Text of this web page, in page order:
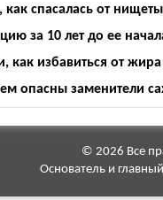
как спасалась от нищеты
за 10 лет до ее
как избавиться от
опасны заменители
© 2026 Все
Основатель и